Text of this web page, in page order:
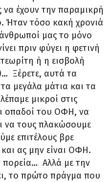
έχουν την παραμικρή
Ήταν τόσο κακή χρονιά
μας το μόνο
πριν φύγει η φετινή
ή η εισβολή
Ξέρετε, αυτά τα
μεγάλα μάτια και τα
μικροί στις
οπαδοί του ΟΦΗ, να
να τους πλακώσουμε
επιτέλους βρε
και ας μην είναι ΟΦΗ.
Αλλά με την
το πρώτο πράγμα που